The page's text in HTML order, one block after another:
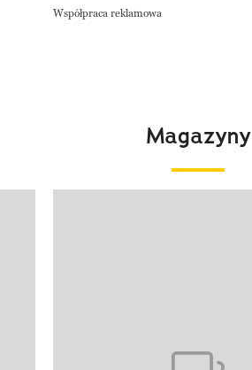
Współpraca reklamowa
Magazyny